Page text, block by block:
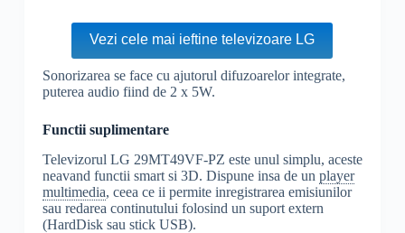
Vezi cele mai ieftine televizoare LG
Sonorizarea se face cu ajutorul difuzoarelor integrate,
puterea audio fiind de 2 x 5W.
Functii suplimentare
Televizorul LG 29MT49VF-PZ este unul simplu, aceste
neavand functii smart si 3D. Dispune insa de un player
multimedia, ceea ce ii permite inregistrarea emisiunilor
sau redarea continutului folosind un suport extern
(HardDisk sau stick USB).